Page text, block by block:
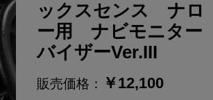
ックスセンス ナロ
ー用 ナビモニター
バイザーVer.III
販売価格： ￥12,100